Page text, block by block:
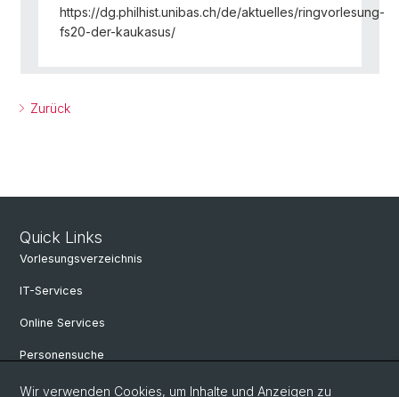
https://dg.philhist.unibas.ch/de/aktuelles/ringvorlesung-
fs20-der-kaukasus/
Zurück
Quick Links
Vorlesungsverzeichnis
IT-Services
Online Services
Personensuche
Personeninfo
Wir verwenden Cookies, um Inhalte und Anzeigen zu